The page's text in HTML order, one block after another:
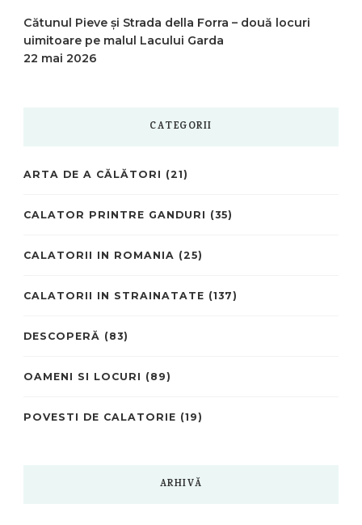
Cătunul Pieve și Strada della Forra – două locuri
uimitoare pe malul Lacului Garda
22 mai 2026
CATEGORII
ARTA DE A CĂLĂTORI (21)
CALATOR PRINTRE GANDURI (35)
CALATORII IN ROMANIA (25)
CALATORII IN STRAINATATE (137)
DESCOPERĂ (83)
OAMENI SI LOCURI (89)
POVESTI DE CALATORIE (19)
ARHIVĂ